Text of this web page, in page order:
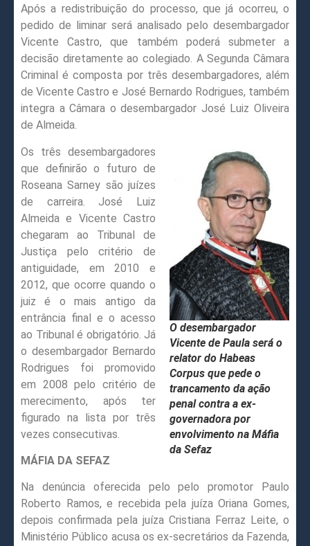
Após a redistribuição do processo, que já ocorreu, o
pedido de liminar será analisado pelo desembargador
Vicente Castro, que também poderá submeter a
decisão diretamente ao colegiado. A Segunda Câmara
Criminal é composta por três desembargadores, além
de Vicente Castro e José Bernardo Rodrigues, também
integra a Câmara o desembargador José Luiz Oliveira
de Almeida.
O desembargador
Vicente de Paula será o
relator do Habeas
Corpus que pede o
trancamento da ação
penal contra a ex-
governadora por
envolvimento na Máfia
da Sefaz
Os três desembargadores
que definirão o futuro de
Roseana Sarney são juízes
de carreira. José Luiz
Almeida e Vicente Castro
chegaram ao Tribunal de
Justiça pelo critério de
antiguidade, em 2010 e
2012, que ocorre quando o
juiz é o mais antigo da
entrância final e o acesso
ao Tribunal é obrigatório. Já
o desembargador Bernardo
Rodrigues foi promovido
em 2008 pelo critério de
merecimento, após ter
figurado na lista por três
vezes consecutivas.
MÁFIA DA SEFAZ
Na denúncia oferecida pelo pelo promotor Paulo
Roberto Ramos, e recebida pela juíza Oriana Gomes,
depois confirmada pela juíza Cristiana Ferraz Leite, o
Ministério Público acusa os ex-secretários da Fazenda,